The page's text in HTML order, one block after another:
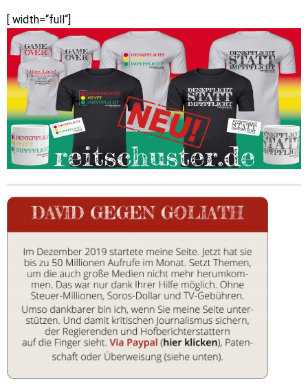
[ width=“full“]